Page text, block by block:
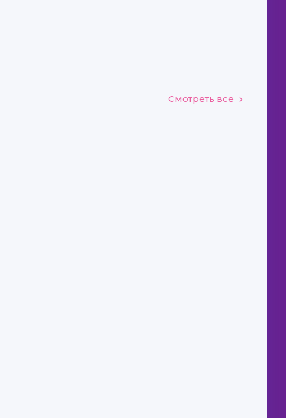
Смотреть все